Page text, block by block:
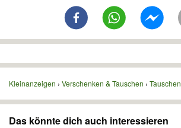
Kleinanzeigen Verschenken & Tauschen Tauschen
Das könnte dich auch interessieren